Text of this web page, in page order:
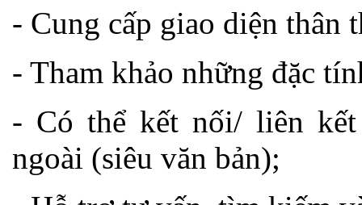
- Cung cấp giao diện
- Tham khảo những đặc
- Có thể kết nối/ liên
ngoài (siêu văn bản);